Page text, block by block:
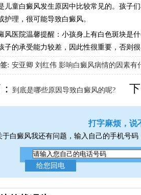
童白癜风发生原因中比较常见的。孩子们
护理，很可能导致白癜风。
医院温馨提醒：小孩身上有白色斑块是什
子的承受能力较差，因此性很重要，否则
: 安亚卿 刘红伟 影响白癜风病情的因素有
何治疗呢
到底是哪些原因导致白癜风的呢?
打字麻烦，说
于白癜风我还有问题，输入自己的手机号码